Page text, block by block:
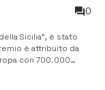
0
Sicilia”, è stato
è attribuito da
con 700.000
da [&hel...